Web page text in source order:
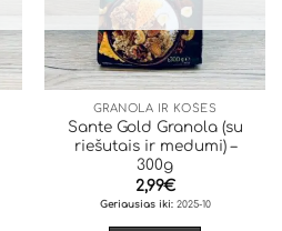
be
chosen
on
the
product
page
GRANOLA IR KOŠĖS
Sante Gold Granola (su
riešutais ir medumi) –
300g
2,99€
Geriausias iki:2025-10